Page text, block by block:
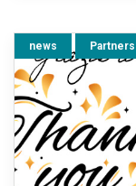
news Partners